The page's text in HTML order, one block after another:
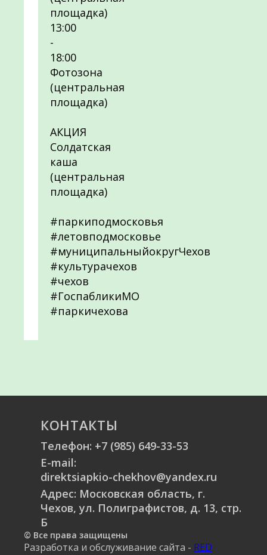
площадка)
13:00
-
18:00
Фотозона
(центральная
площадка)
АКЦИЯ
Солдатская
каша
(центральная
площадка)
#паркиподмосковья
#летовподмосковье
#муниципальныйокругЧехов
#культурачехов
#чехов
#ГоспабликиМО
#паркичехова
КОНТАКТЫ
Телефон: +7 (985) 649-33-53
E-mail:
direktsiapkio-chekhov@yandex.ru
Адрес: Московская область, г.
Чехов, ул. Полиграфистов, д. 13, стр.
Б
© Все права защищены
Разработка и обслуживание сайта - RED